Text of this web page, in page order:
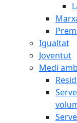
Igualtat
Joventut
Medi